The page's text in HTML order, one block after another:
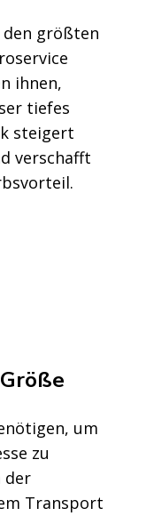
größten
ihnen,
tiefes
steigert
verschafft
um
zu
der
Transport